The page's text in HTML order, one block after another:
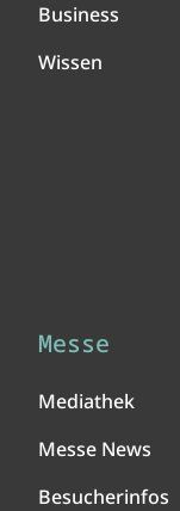
Business
Wissen
Messe
Mediathek
Messe News
Besucherinfos